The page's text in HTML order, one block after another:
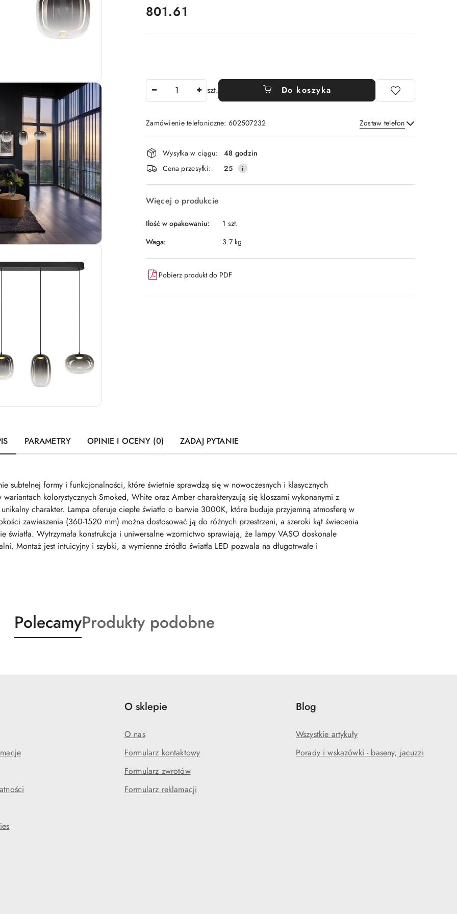
cena:
801.61
szt. Do koszyka
Zamówienie telefoniczne: 602507232 Zostaw telefon
Wyślij
Dostępność
i
dostawa
Wysyłka w ciągu:
48 godzin
Cena przesyłki:
25
Więcej o produkcie
Ilość w opakowaniu:
1 szt.
Waga:
3.7 kg
Pobierz produkt do PDF
PARAMETRY OPINIE I OCENY (0) ZADAJ PYTANIE
subtelnej formy i funkcjonalności, które świetnie sprawdzą się w nowoczesnych i klasycznych
kolorystycznych Smoked, White oraz Amber charakteryzują się kloszami wykonanymi z
charakter. Lampa oferuje ciepłe światło o barwie 3000K, które buduje przyjemną atmosferę w
zawieszenia (360-1520 mm) można dostosować ją do różnych przestrzeni, a szeroki kąt świecenia
światła. Wytrzymała konstrukcja i uniwersalne wzornictwo sprawiają, że lampy VASO doskonale
Montaż jest intuicyjny i szybki, a wymienne źródło światła LED pozwala na długotrwałe i
Produkty
o
PolecamyProdukty
o
Produkty podobne
O sklepie
O nas
Formularz kontaktowy
Formularz zwrotów
Formularz reklamacji
Blog
Wszystkie artykuły
Porady i wskazówki - baseny, jacuzzi